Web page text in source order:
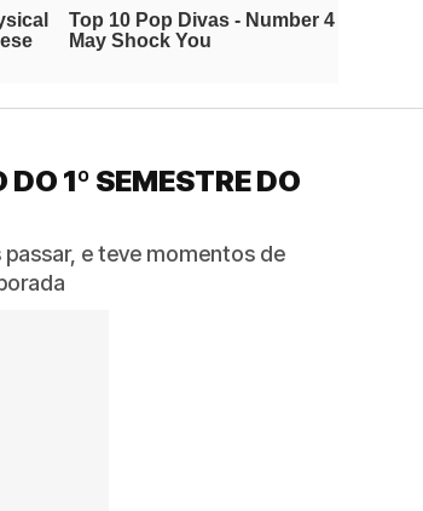
1º SEMESTRE DO
e teve momentos de